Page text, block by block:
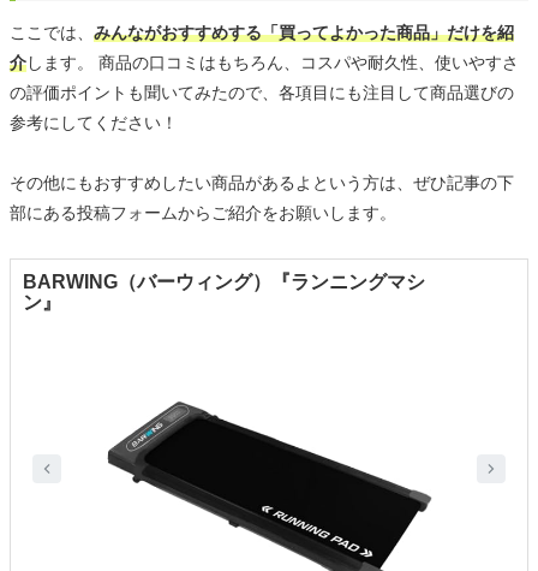
ここでは、 みんながおすすめする「買ってよかった商品」だけを紹
介します。 商品の口コミはもちろん、コスパや耐久性、使いやすさ
の評価ポイントも聞いてみたので、各項目にも注目して商品選びの
参考にしてください！
その他にもおすすめしたい商品があるよという方は、ぜひ記事の下
部にある投稿フォームからご紹介をお願いします。
BARWING（バーウィング）『ランニングマシ
ン』